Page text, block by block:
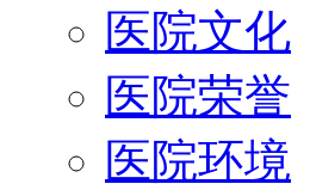
医院文化
医院荣誉
医院环境